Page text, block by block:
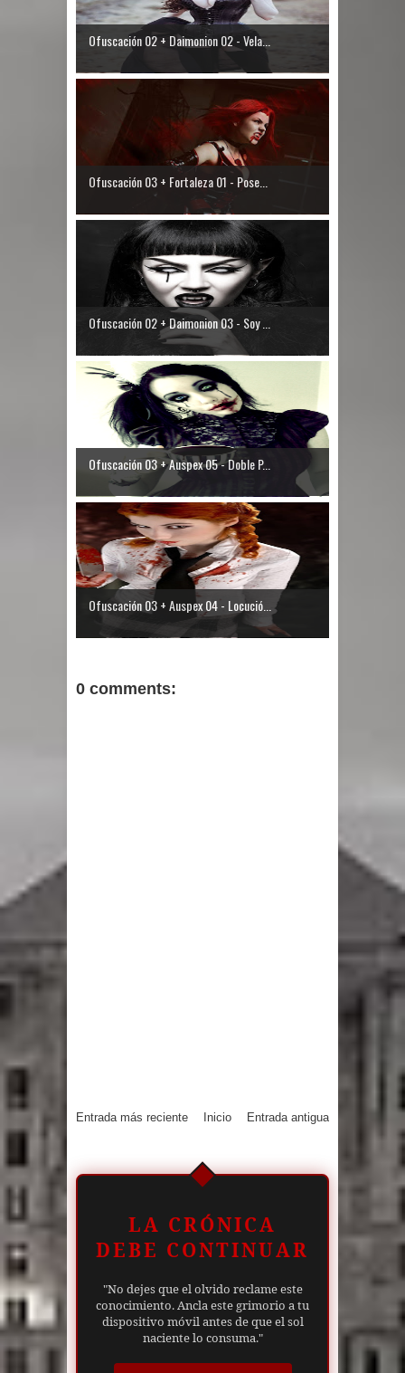
Ofuscación 02 + Daimonion 02 - Vela...
Ofuscación 03 + Fortaleza 01 - Pose...
Ofuscación 02 + Daimonion 03 - Soy ...
Ofuscación 03 + Auspex 05 - Doble P...
Ofuscación 03 + Auspex 04 - Locució...
0 comments:
Entrada más reciente Entrada antigua
Inicio
LA CRÓNICA
DEBE CONTINUAR
"No dejes que el olvido reclame este
conocimiento. Ancla este grimorio a tu
dispositivo móvil antes de que el sol
naciente lo consuma."